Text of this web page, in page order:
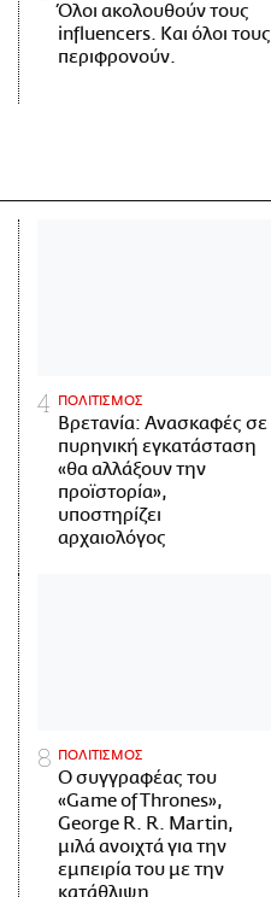
Όλοι ακολουθούν τους
influencers. Και όλοι τους
περιφρονούν.
ΠΟΛΙΤΙΣΜΟΣ
Βρετανία: Ανασκαφές σε
πυρηνική εγκατάσταση
«θα αλλάξουν την
προϊστορία»,
υποστηρίζει
αρχαιολόγος
ΠΟΛΙΤΙΣΜΟΣ
Ο συγγραφέας του
«Game of Thrones»,
George R. R. Martin,
μιλά ανοιχτά για την
εμπειρία του με την